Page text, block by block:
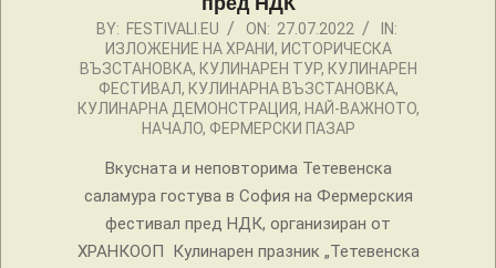
2022-BY: FESTIVALI.EU ON: 27.07.2022
IN:
ИЗЛОЖЕНИЕ НА ХРАНИ, ИСТОРИЧЕСКА
ВЪЗСТАНОВКА, КУЛИНАРЕН ТУР, КУЛИНАРЕН
ФЕСТИВАЛ, КУЛИНАРНА ВЪЗСТАНОВКА,
КУЛИНАРНА ДЕМОНСТРАЦИЯ, НАЙ-ВАЖНОТО,
НАЧАЛО, ФЕРМЕРСКИ ПАЗАР
Вкусната и неповторима Тетевенска
саламура гостува в София на Фермерския
фестивал пред НДК, организиран от
ХРАНКООП Кулинарен празник „Тетевенска